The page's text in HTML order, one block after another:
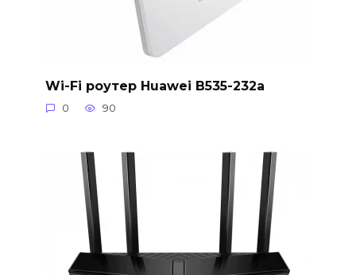
Wi-Fi роутер Huawei B535-232a
0 90